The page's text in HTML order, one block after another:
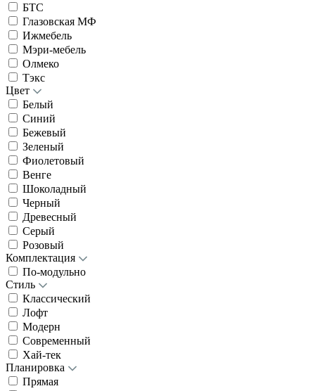
БТС
Глазовская МФ
Ижмебель
Мэри-мебель
Олмеко
Тэкс
Цвет
Белый
Синий
Бежевый
Зеленый
Фиолетовый
Венге
Шоколадный
Черный
Древесный
Серый
Розовый
Комплектация
По-модульно
Стиль
Классический
Лофт
Модерн
Современный
Хай-тек
Планировка
Прямая